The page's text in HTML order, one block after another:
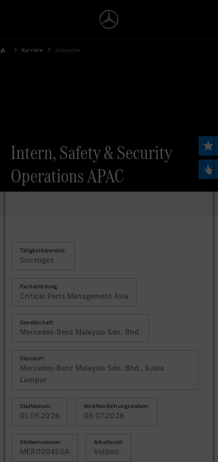
Karriere Jobsuche
Intern, Safety & Security
Operations APAC
Tätigkeitsbereich:
Sonstiges
Fachabteilung:
Critical Parts Management Asia
Gesellschaft:
Mercedes-Benz Malaysia Sdn. Bhd.
Standort:
Mercedes-Benz Malaysia Sdn. Bhd., Kuala
Lumpur
Startdatum:
01.09.2026
Veröffentlichungsdatum:
08.07.2026
Stellennummer:
MER00045GA
Arbeitszeit:
Vollzeit